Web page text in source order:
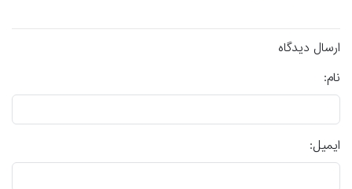
ارسال دیدگاه
نام:
ایمیل: